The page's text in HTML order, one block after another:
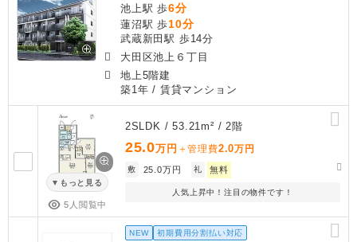
池上駅 歩6分
蓮沼駅 歩10分
武蔵新田駅 歩14分
大田区池上６丁目
地上5階建
築1年 / 賃貸マンション
もっと見る
5人閲覧中
2SLDK / 53.21m² / 2階
25.0万円 ＋管理費2.0万円
敷 25.0万円 礼 無料
人気上昇中！注目の物件です！
NEW 初期費用分割払い対応